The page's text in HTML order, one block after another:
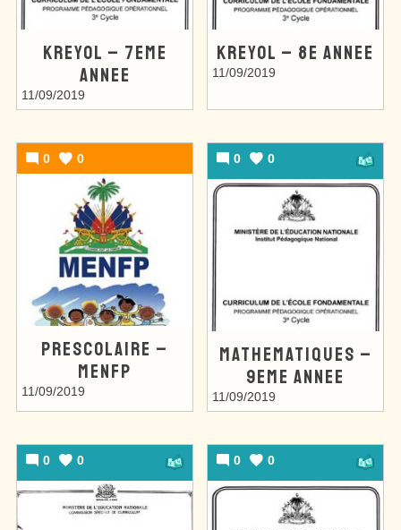
KREYOL – 7EME
ANNEE
11/09/2019
KREYOL – 8E ANNEE
11/09/2019
0 0
PRESCOLAIRE –
MENFP
11/09/2019
0 0
MATHEMATIQUES –
9EME ANNEE
11/09/2019
0 0 0 0